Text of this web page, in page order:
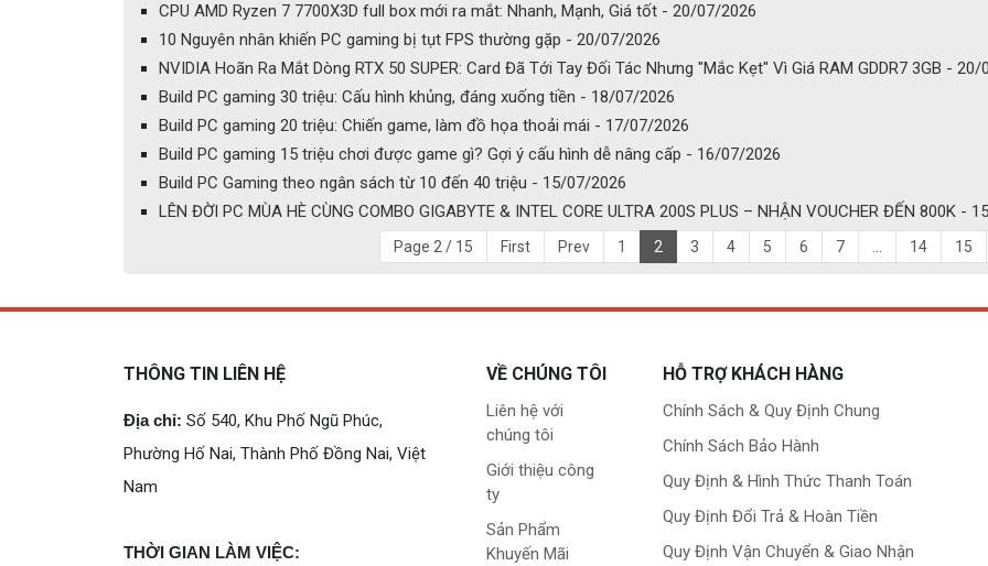
CPU AMD Ryzen 7 7700X3D full box mới ra mắt: Nhanh, Mạnh, Giá tốt - 20/07/2026
10 Nguyên nhân khiến PC gaming bị tụt FPS thường gặp - 20/07/2026
NVIDIA Hoãn Ra Mắt Dòng RTX 50 SUPER: Card Đã Tới Tay Đối Tác Nhưng "Mắc Kẹt" Vì Giá RAM GDDR7 3GB - 20/
Build PC gaming 30 triệu: Cấu hình khủng, đáng xuống tiền - 18/07/2026
Build PC gaming 20 triệu: Chiến game, làm đồ họa thoải mái - 17/07/2026
Build PC gaming 15 triệu chơi được game gì? Gợi ý cấu hình dễ nâng cấp - 16/07/2026
Build PC Gaming theo ngân sách từ 10 đến 40 triệu - 15/07/2026
LÊN ĐỜI PC MÙA HÈ CÙNG COMBO GIGABYTE & INTEL CORE ULTRA 200S PLUS – NHẬN VOUCHER ĐẾN 800K -
Page 2 / 15 First Prev 1 2 3 4 5 6 7 ... 14 15
THÔNG TIN LIÊN HỆ
Địa chỉ: Số 540, Khu Phố Ngũ Phúc,
Phường Hố Nai, Thành Phố Đồng Nai, Việt
Nam
THỜI GIAN LÀM VIỆC:
VỀ CHÚNG TÔI
Liên hệ với
chúng tôi
Giới thiệu công
ty
Sản Phẩm
Khuyến Mãi
HỖ TRỢ KHÁCH HÀNG
Chính Sách & Quy Định Chung
Chính Sách Bảo Hành
Quy Định & Hình Thức Thanh Toán
Quy Định Đổi Trả & Hoàn Tiền
Quy Định Vận Chuyển & Giao Nhận